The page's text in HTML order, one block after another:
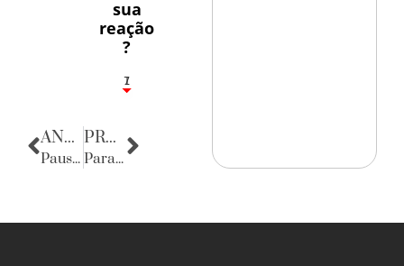
sua
reação
?
1
7
ANTERIOR
Pausa poética
PRÓXIMA
Parabéns